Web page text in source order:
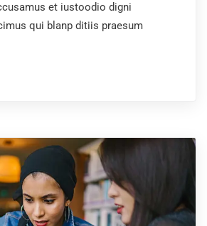
et iustoodio digni
qui blanp ditiis praesum